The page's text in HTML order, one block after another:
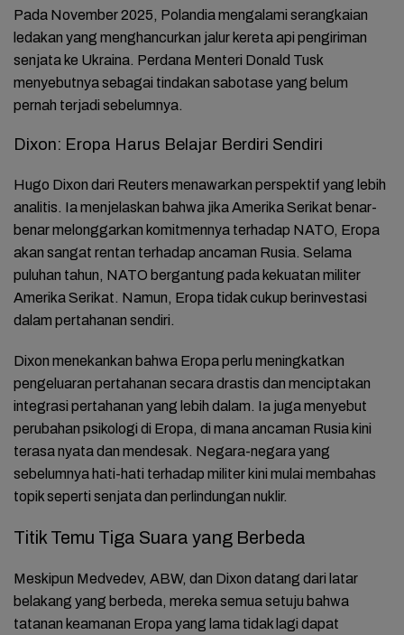
Pada November 2025, Polandia mengalami serangkaian
ledakan yang menghancurkan jalur kereta api pengiriman
senjata ke Ukraina. Perdana Menteri Donald Tusk
menyebutnya sebagai tindakan sabotase yang belum
pernah terjadi sebelumnya.
Dixon: Eropa Harus Belajar Berdiri Sendiri
Hugo Dixon dari Reuters menawarkan perspektif yang lebih
analitis. Ia menjelaskan bahwa jika Amerika Serikat benar-
benar melonggarkan komitmennya terhadap NATO, Eropa
akan sangat rentan terhadap ancaman Rusia. Selama
puluhan tahun, NATO bergantung pada kekuatan militer
Amerika Serikat. Namun, Eropa tidak cukup berinvestasi
dalam pertahanan sendiri.
Dixon menekankan bahwa Eropa perlu meningkatkan
pengeluaran pertahanan secara drastis dan menciptakan
integrasi pertahanan yang lebih dalam. Ia juga menyebut
perubahan psikologi di Eropa, di mana ancaman Rusia kini
terasa nyata dan mendesak. Negara-negara yang
sebelumnya hati-hati terhadap militer kini mulai membahas
topik seperti senjata dan perlindungan nuklir.
Titik Temu Tiga Suara yang Berbeda
Meskipun Medvedev, ABW, dan Dixon datang dari latar
belakang yang berbeda, mereka semua setuju bahwa
tatanan keamanan Eropa yang lama tidak lagi dapat